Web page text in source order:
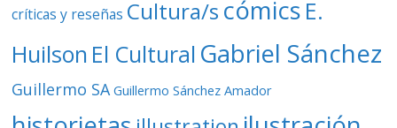
críticas y reseñas Cultura/s cómics E.
Huilson El Cultural Gabriel Sánchez
Guillermo SA Guillermo Sánchez Amador